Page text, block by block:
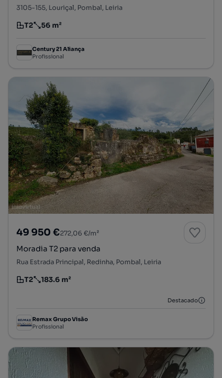
3105-155, Louriçal, Pombal, Leiria
Tipologia
T2
Preço por metro quadrado
56 m²
Century 21 Aliança
Profissional
49 950 €272,06 €/m²
Moradia T2 para venda
Rua Estrada Principal, Redinha, Pombal, Leiria
Tipologia
T2
Preço por metro quadrado
183.6 m²
Destacado
Remax Grupo Visão
Profissional